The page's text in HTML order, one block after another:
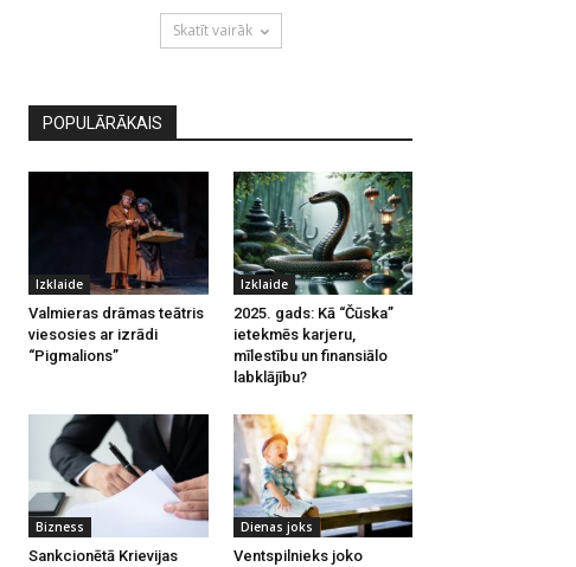
Skatīt vairāk
POPULĀRĀKAIS
Izklaide
Valmieras drāmas teātris
viesosies ar izrādi
“Pigmalions”
Izklaide
2025. gads: Kā “Čūska”
ietekmēs karjeru,
mīlestību un finansiālo
labklājību?
Bizness
Sankcionētā Krievijas
Dienas joks
Ventspilnieks joko